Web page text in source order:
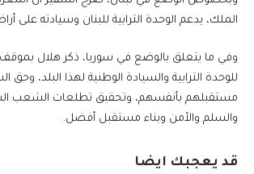
الملك، يدعم الوحدة الترابية للبنان وسيادته على
وفي ما يتعلق بالوضع في سوريا، ذكر هلال بموقف
للوحدة الترابية والسيادة الوطنية لهذا البلد، وحق
مستقبلهم بأنفسهم، وتحقيق تطلعات الشعب
والسلم والأمن وبناء مستقبل أفضل.
قد يعجبك ايضا